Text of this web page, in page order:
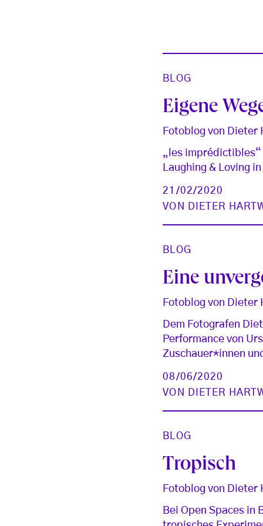
BLOG
Eigene
Fotoblog von Dieter
„les imprédictibles“
Laughing & Loving
21/02/2020
VON
DIETER
BLOG
Eine
Fotoblog von Dieter
Dem Fotografen
Performance von
Zuschauer*innen
08/06/2020
VON
DIETER
BLOG
Tropisch
Fotoblog von Dieter
Bei Open Spaces in